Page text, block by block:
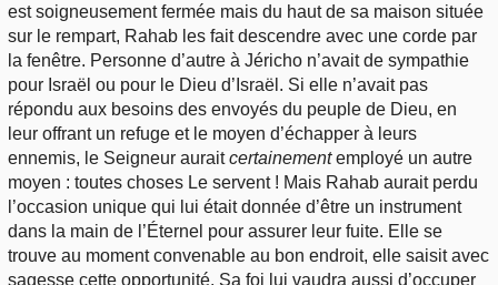
est soigneusement fermée mais du haut de sa maison située
sur le rempart, Rahab les fait descendre avec une corde par
la fenêtre. Personne d’autre à Jéricho n’avait de sympathie
pour Israël ou pour le Dieu d’Israël. Si elle n’avait pas
répondu aux besoins des envoyés du peuple de Dieu, en
leur offrant un refuge et le moyen d’échapper à leurs
ennemis, le Seigneur auraitcertainementemployé un autre
moyen : toutes choses Le servent ! Mais Rahab aurait perdu
l’occasion unique qui lui était donnée d’être un instrument
dans la main de l’Éternel pour assurer leur fuite. Elle se
trouve au moment convenable au bon endroit, elle saisit avec
sagesse cette opportunité. Sa foi lui vaudra aussi d’occuper